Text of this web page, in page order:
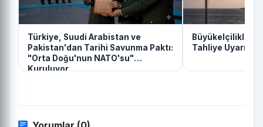
Türkiye, Suudi Arabistan ve
Pakistan'dan Tarihi Savunma Paktı:
"Orta Doğu'nun NATO'su"
Kuruluyor
Tahliye Uyarısı